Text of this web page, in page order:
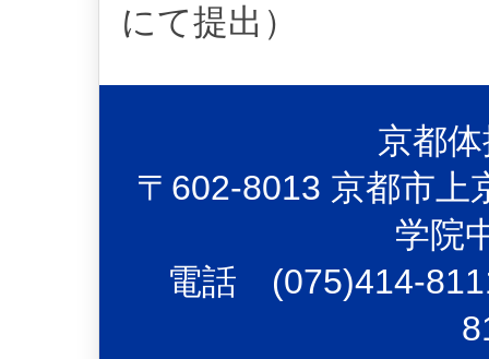
にて提出）
京都
〒602-8013 京都市上
学院
電話 (075)414-